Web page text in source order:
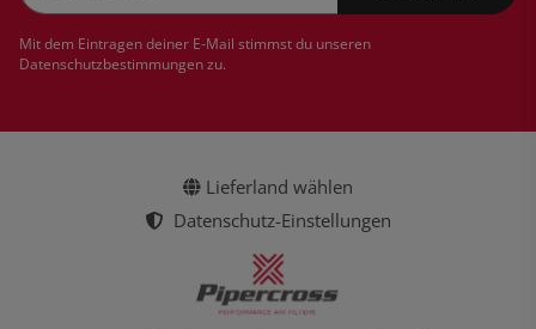
Mit dem Eintragen deiner E-Mail stimmst du unseren
Datenschutzbestimmungenzu.
Lieferland wählen
Datenschutz-Einstellungen